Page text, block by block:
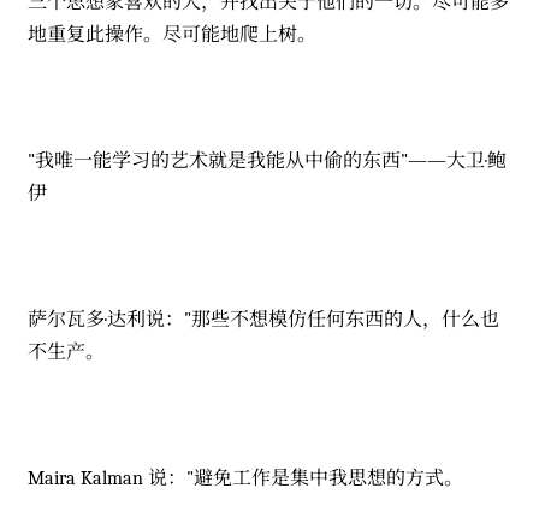
地重复此操作。尽可能地爬上树。
"我唯一能学习的艺术就是我能从中偷的东西"——大卫·鲍
伊
萨尔瓦多·达利说："那些不想模仿任何东西的人，什么也
不生产。
Maira Kalman 说："避免工作是集中我思想的方式。